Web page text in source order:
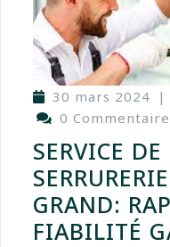
30 mars 2024 |
0
SERVICE
GRAND:
FIABILITÉ